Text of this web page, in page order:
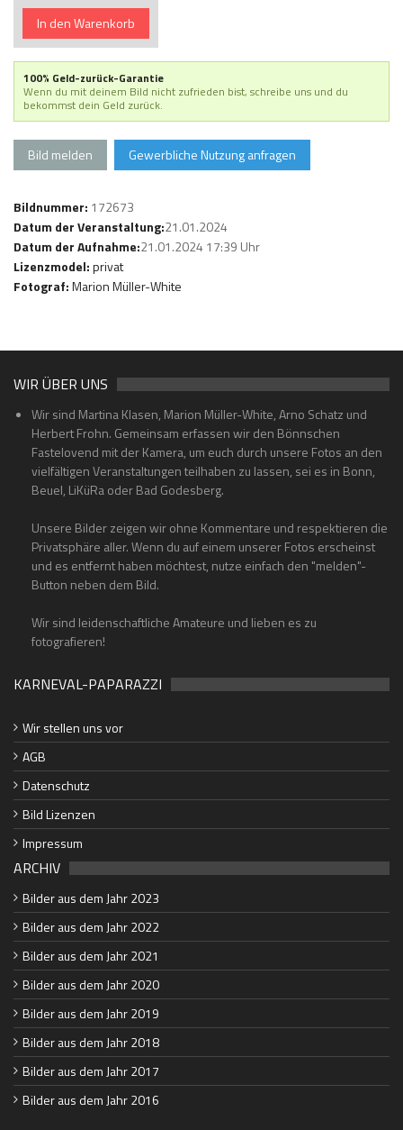
In den Warenkorb
100% Geld-zurück-Garantie
Wenn du mit deinem Bild nicht zufrieden bist, schreibe uns und du
bekommst dein Geld zurück.
Bild melden Gewerbliche Nutzung anfragen
Bildnummer: 172673
Datum der Veranstaltung:21.01.2024
Datum der Aufnahme:21.01.2024 17:39 Uhr
Lizenzmodel:privat
Fotograf:Marion Müller-White
WIR ÜBER UNS
Wir sind Martina Klasen, Marion Müller-White, Arno Schatz und
Herbert Frohn. Gemeinsam erfassen wir den Bönnschen
Fastelovend mit der Kamera, um euch durch unsere Fotos an den
vielfältigen Veranstaltungen teilhaben zu lassen, sei es in Bonn,
Beuel, LiKüRa oder Bad Godesberg.
Unsere Bilder zeigen wir ohne Kommentare und respektieren die
Privatsphäre aller. Wenn du auf einem unserer Fotos erscheinst
und es entfernt haben möchtest, nutze einfach den "melden"-
Button neben dem Bild.
Wir sind leidenschaftliche Amateure und lieben es zu
fotografieren!
KARNEVAL-PAPARAZZI
Wir stellen uns vor
AGB
Datenschutz
Bild Lizenzen
Impressum
ARCHIV
Bilder aus dem Jahr 2023
Bilder aus dem Jahr 2022
Bilder aus dem Jahr 2021
Bilder aus dem Jahr 2020
Bilder aus dem Jahr 2019
Bilder aus dem Jahr 2018
Bilder aus dem Jahr 2017
Bilder aus dem Jahr 2016